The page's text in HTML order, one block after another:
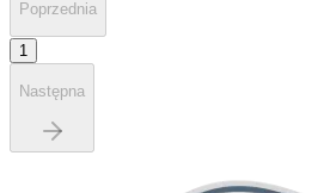
Poprzednia
1
Następna